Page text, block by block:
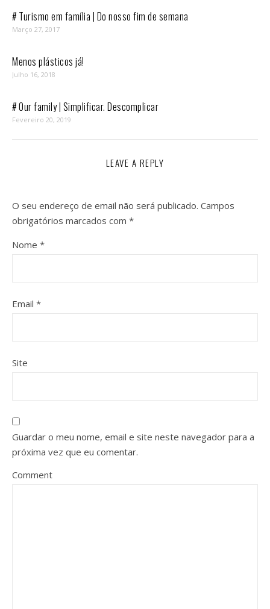
# Turismo em família | Do nosso fim de semana
Março 27, 2017
Menos plásticos já!
Julho 16, 2018
# Our family | Simplificar. Descomplicar
Fevereiro 20, 2019
LEAVE A REPLY
O seu endereço de email não será publicado. Campos
obrigatórios marcados com *
Nome *
Email *
Site
Guardar o meu nome, email e site neste navegador para a
próxima vez que eu comentar.
Comment